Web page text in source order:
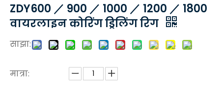
ZDY600 ／ 900 ／ 1000 ／ 1200 ／ 1800
वायरलाइन कोरिंग ड्रिलिंग रिग
साझा:
मात्रा: